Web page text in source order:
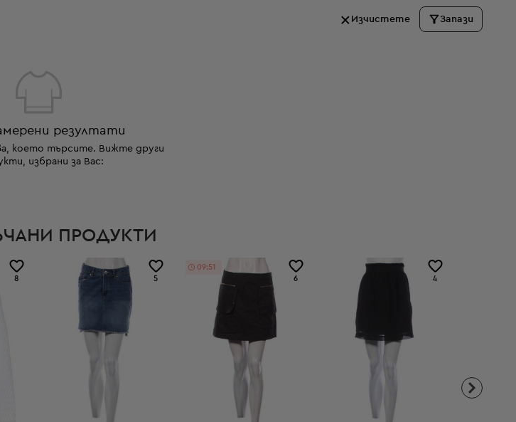
Изчистете Запази
резултати
което търсите. Вижте други
избрани за Вас:
ПРОДУКТИ
8 5 6
09:51
4